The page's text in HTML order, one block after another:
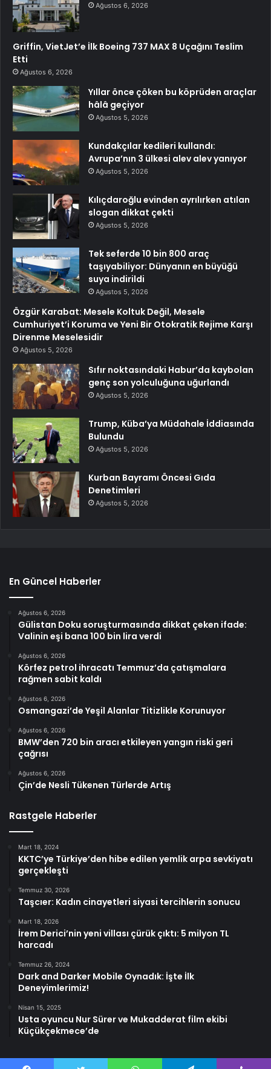
Ağustos 6, 2026
Griffin, VietJet’e İlk Boeing 737 MAX 8 Uçağını Teslim
Etti
Ağustos 6, 2026
Yıllar önce çöken bu köprüden araçlar
hâlâ geçiyor
Ağustos 5, 2026
Kundakçılar kedileri kullandı:
Avrupa’nın 3 ülkesi alev alev yanıyor
Ağustos 5, 2026
Kılıçdaroğlu evinden ayrılırken atılan
slogan dikkat çekti
Ağustos 5, 2026
Tek seferde 10 bin 800 araç
taşıyabiliyor: Dünyanın en büyüğü
suya indirildi
Ağustos 5, 2026
Özgür Karabat: Mesele Koltuk Değil, Mesele
Cumhuriyet’i Koruma ve Yeni Bir Otokratik Rejime Karşı
Direnme Meselesidir
Ağustos 5, 2026
Sıfır noktasındaki Habur’da kaybolan
genç son yolculuğuna uğurlandı
Ağustos 5, 2026
Trump, Küba’ya Müdahale İddiasında
Bulundu
Ağustos 5, 2026
Kurban Bayramı Öncesi Gıda
Denetimleri
Ağustos 5, 2026
En Güncel Haberler
Ağustos 6, 2026
Gülistan Doku soruşturmasında dikkat çeken ifade:
Valinin eşi bana 100 bin lira verdi
Ağustos 6, 2026
Körfez petrol ihracatı Temmuz’da çatışmalara
rağmen sabit kaldı
Ağustos 6, 2026
Osmangazi’de Yeşil Alanlar Titizlikle Korunuyor
Ağustos 6, 2026
BMW’den 720 bin aracı etkileyen yangın riski geri
çağrısı
Ağustos 6, 2026
Çin’de Nesli Tükenen Türlerde Artış
Rastgele Haberler
Mart 18, 2024
KKTC’ye Türkiye’den hibe edilen yemlik arpa sevkiyatı
gerçekleşti
Temmuz 30, 2026
Taşcıer: Kadın cinayetleri siyasi tercihlerin sonucu
Mart 18, 2026
İrem Derici’nin yeni villası çürük çıktı: 5 milyon TL
harcadı
Temmuz 26, 2024
Dark and Darker Mobile Oynadık: İşte İlk
Deneyimlerimiz!
Nisan 15, 2025
Usta oyuncu Nur Sürer ve Mukadderat film ekibi
Küçükçekmece’de